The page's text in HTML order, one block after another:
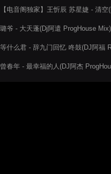
【电音阁独家】王忻辰 苏星婕 - 清
璐爷 - 大天蓬(Dj阿遣 ProgHouse
等什么君 - 辞九门回忆 咚鼓(DJ阿福
曾春年 - 最幸福的人(DJ阿杰